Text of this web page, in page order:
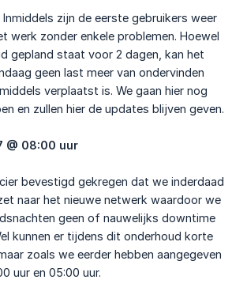
Inmiddels zijn de eerste gebruikers weer
werk zonder enkele problemen. Hoewel
gepland staat voor 2 dagen, kan het
geen last meer van ondervinden
verplaatst is. We gaan hier nog
en zullen hier de updates blijven geven.
@ 08:00 uur
bevestigd gekregen dat we inderdaad
naar het nieuwe netwerk waardoor we
geen of nauwelijks downtime
kunnen er tijdens dit onderhoud korte
zoals we eerder hebben aangegeven
uur en 05:00 uur.